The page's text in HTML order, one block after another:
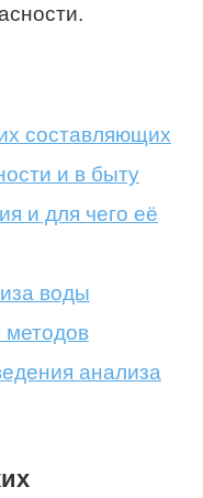
составляющих
и в быту
и для чего её
воды
анализа